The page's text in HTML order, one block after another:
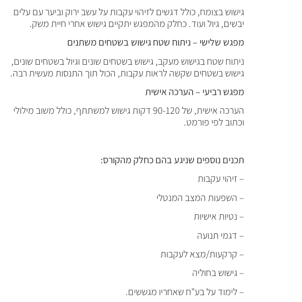
גישוש בצומח, כולל דגשים לזיהוי עקבות על עשב ירוק וביער עם עלים
יבשים, גיול ועוד. כחלק מהמפגש יתקיים גישוש אחרי חיית משק.
מפגש שלישי – ניתוח שטח גישוש בשטחים משתנים
ניתוח שטח בגישוש מעקב, גישוש בשטחים שונים וגיול בשטחים שונים,
גישוש בשטחים שקשה לראות עקבות, הכול תוך התנסות מעשית רבה.
מפגש רביעי – הערכה אישית
הערכה אישית, של 90-120 דקות גישוש למשתתף, כולל משוב מילולי
וכתוב לפי פורמט.
תכנים נוספים שניגע בהם כחלק מהקורס:
– זיהוי עקבות
– השפעות המצב המנטלי
– נטיות אישיות
– דגמי תנועה
– קרקעות/מצא לעקבות
– גישוש בחוליה
– לימוד על בע"ח שאחריו מגששים.